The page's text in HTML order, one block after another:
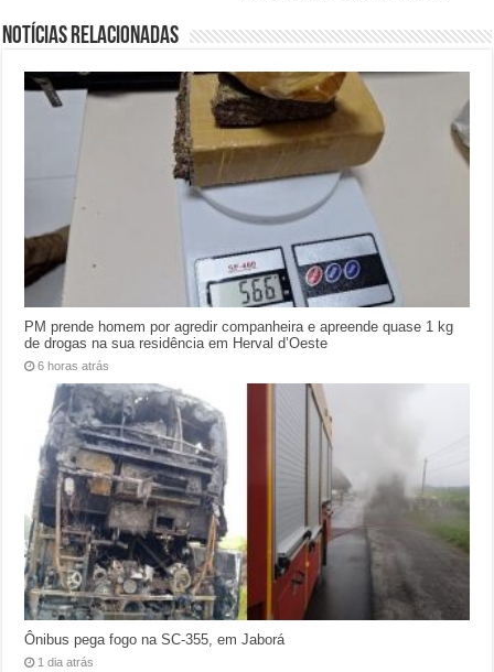
Notícias relacionadas
PM prende homem por agredir companheira e apreende quase 1 kg
de drogas na sua residência em Herval d’Oeste
6 horas atrás
Ônibus pega fogo na SC-355, em Jaborá
1 dia atrás